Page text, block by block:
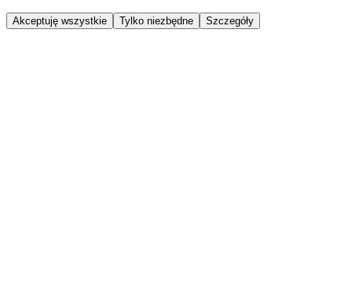
Akceptuję wszystkie Tylko niezbędne Szczegóły